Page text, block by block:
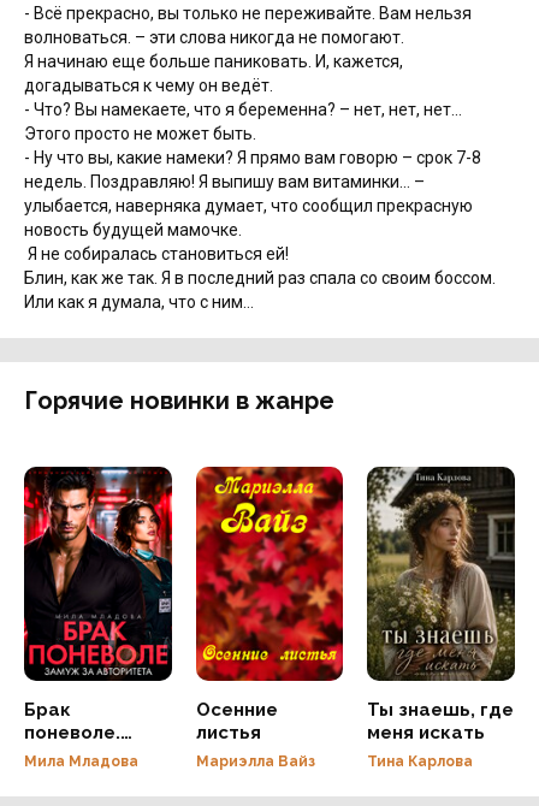
- Всё прекрасно, вы только не переживайте. Вам нельзя
волноваться. – эти слова никогда не помогают.
Я начинаю еще больше паниковать. И, кажется,
догадываться к чему он ведёт.
- Что? Вы намекаете, что я беременна? – нет, нет, нет…
Этого просто не может быть.
- Ну что вы, какие намеки? Я прямо вам говорю – срок 7-8
недель. Поздравляю! Я выпишу вам витаминки… –
улыбается, наверняка думает, что сообщил прекрасную
новость будущей мамочке.
Я не собиралась становиться ей!
Блин, как же так. Я в последний раз спала со своим боссом.
Или как я думала, что с ним…
Горячие новинки в жанре
Брак
поневоле.
Замуж за
Мила Младова
Осенние
листья
Мариэлла Вайз
Ты знаешь, где
меня искать
Тина Карлова